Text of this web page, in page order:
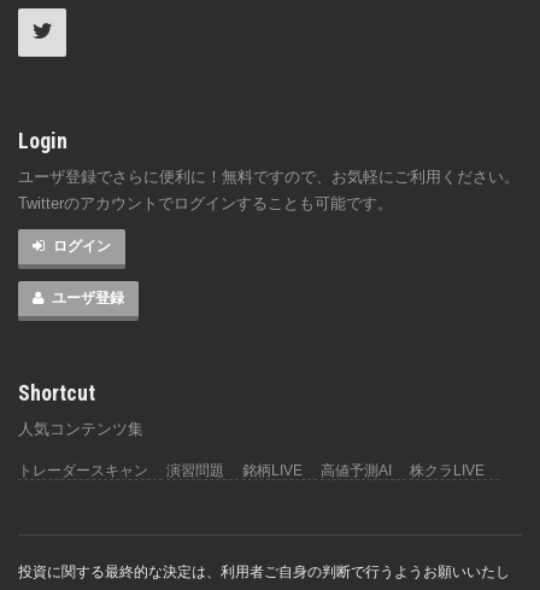
Login
ユーザ登録でさらに便利に！無料ですので、お気軽にご利用ください。
Twitterのアカウントでログインすることも可能です。
ログイン
ユーザ登録
Shortcut
人気コンテンツ集
トレーダースキャン 演習問題 銘柄LIVE 高値予測AI 株クラLIVE
投資に関する最終的な決定は、利用者ご自身の判断で行うようお願いいたし